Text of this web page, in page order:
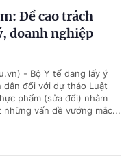
Đề cao trách
doanh nghiệp
- Bộ Y tế đang lấy ý
dân đối với dự thảo Luật
phẩm (sửa đổi) nhằm
những vấn đề vướng mắc...